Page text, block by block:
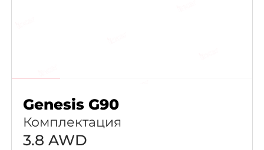
Genesis G90
Комплектация
3.8 AWD